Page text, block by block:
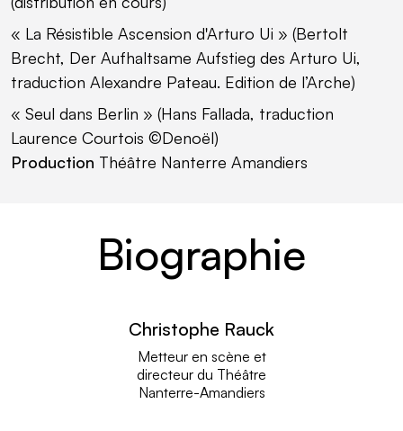
« La Résistible Ascension d'Arturo Ui » (Bertolt
Brecht, Der Aufhaltsame Aufstieg des Arturo Ui,
traduction Alexandre Pateau. Edition de l’Arche)
« Seul dans Berlin » (Hans Fallada, traduction
Laurence Courtois ©Denoël)
Production Théâtre Nanterre Amandiers
Biographie
Christophe Rauck
Metteur en scène et
directeur du Théâtre
Nanterre-Amandiers
lire plus